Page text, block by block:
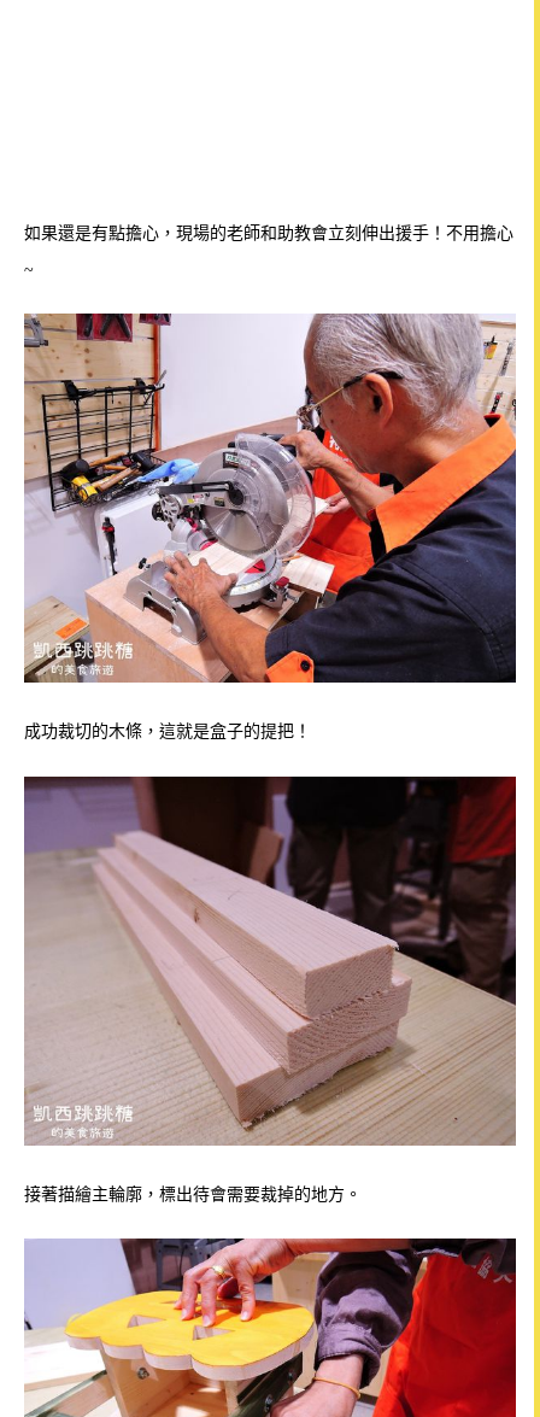
如果還是有點擔心，現場的老師和助教會立刻伸出援手！不用擔心
~
成功裁切的木條，這就是盒子的提把！
接著描繪主輪廓，標出待會需要裁掉的地方。